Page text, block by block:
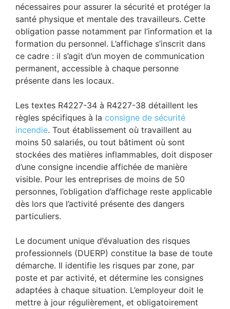
nécessaires pour assurer la sécurité et protéger la
santé physique et mentale des travailleurs. Cette
obligation passe notamment par l’information et la
formation du personnel. L’affichage s’inscrit dans
ce cadre : il s’agit d’un moyen de communication
permanent, accessible à chaque personne
présente dans les locaux.
Les textes R4227-34 à R4227-38 détaillent les
règles spécifiques à la consigne de sécurité
incendie. Tout établissement où travaillent au
moins 50 salariés, ou tout bâtiment où sont
stockées des matières inflammables, doit disposer
d’une consigne incendie affichée de manière
visible. Pour les entreprises de moins de 50
personnes, l’obligation d’affichage reste applicable
dès lors que l’activité présente des dangers
particuliers.
Le document unique d’évaluation des risques
professionnels (DUERP) constitue la base de toute
démarche. Il identifie les risques par zone, par
poste et par activité, et détermine les consignes
adaptées à chaque situation. L’employeur doit le
mettre à jour régulièrement, et obligatoirement